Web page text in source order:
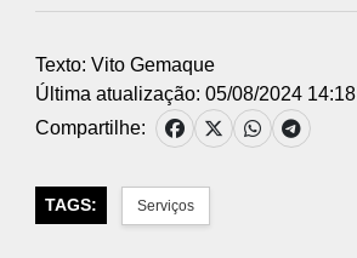
Texto: Vito Gemaque
Última atualização: 05/08/2024 14:18
Compartilhe:
TAGS: Serviços